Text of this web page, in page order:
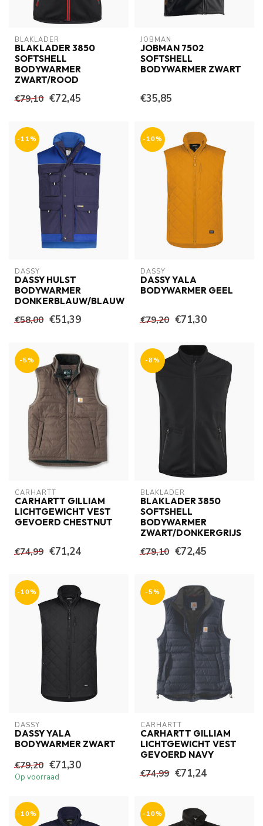
BLAKLADER
BLAKLADER 3850
SOFTSHELL
BODYWARMER
ZWART/ROOD
€79,10 €72,45
JOBMAN
JOBMAN 7502
SOFTSHELL
BODYWARMER ZWART
€35,85
-11%
DASSY
DASSY HULST
BODYWARMER
DONKERBLAUW/BLAUW
€58,00 €51,39
-10%
DASSY
DASSY YALA
BODYWARMER GEEL
€79,20 €71,30
-5%
CARHARTT
CARHARTT GILLIAM
LICHTGEWICHT VEST
GEVOERD CHESTNUT
€74,99 €71,24
-8%
BLAKLADER
BLAKLADER 3850
SOFTSHELL
BODYWARMER
ZWART/DONKERGRIJS
€79,10 €72,45
-10%
DASSY
DASSY YALA
BODYWARMER ZWART
€79,20 €71,30
Op voorraad
-5%
CARHARTT
CARHARTT GILLIAM
LICHTGEWICHT VEST
GEVOERD NAVY
€74,99 €71,24
-10% -10%